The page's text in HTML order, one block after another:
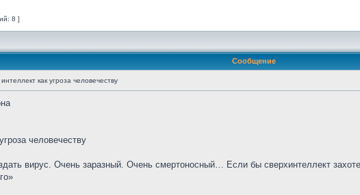
8 ]
Сообщение
как угроза человечеству
человечеству
вирус. Очень заразный. Очень смертоносный… Если бы сверхинтеллект